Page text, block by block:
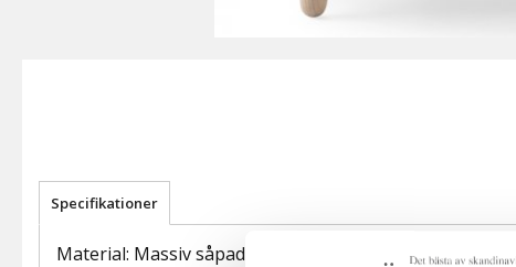
Specifikationer
Material: Massiv såpad ek. Natursnöre.